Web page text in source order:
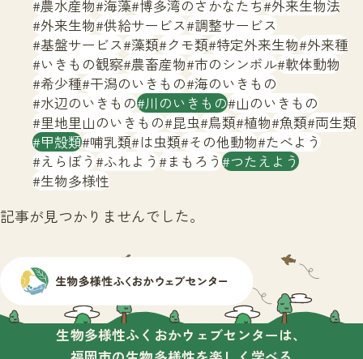
農水産物 海藻 博多湾のさかなたち 外来生物法
外来生物 供給サービス 調整サービス
基盤サービス 藻類 クモ類 特定外来生物 外来種
いきもの観察 農畜産物 市のシンボル 軟体動物
希少種 干潟のいきもの 海のいきもの
水辺のいきもの 川のいきもの 山のいきもの
里地里山のいきもの 昆虫 鳥類 植物 魚類 両生類
甲殻類 哺乳類 は虫類 その他動物 たべよう
えらぼう ふれよう まもろう つたえよう
生物多様性
記事が見つかりませんでした。
生物多様性ふくおかウェブセンターは、